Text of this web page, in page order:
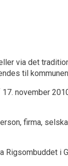
via det
til
november
firma,
Rigsombuddet i